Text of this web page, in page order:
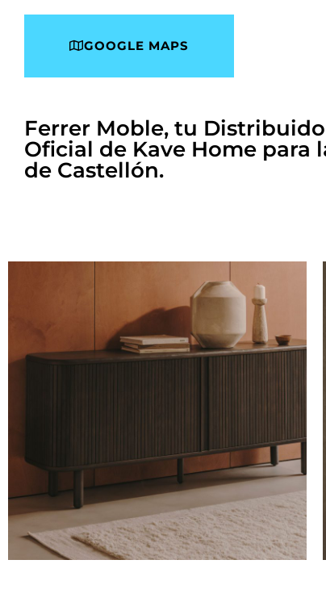
GOOGLE MAPS
Ferrer Moble, tu
Oficial de Kave Home para
de Castellón.